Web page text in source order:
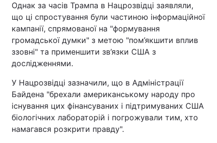
Однак за часів Трампа в Нацрозвідці заявляли,
що ці спростування були частиною інформаційної
кампанії, спрямованої на "формування
громадської думки" з метою "пом’якшити вплив
ззовні" та применшити зв’язки США з
дослідженнями.
У Нацрозвідці зазначили, що в Адміністрації
Байдена "брехали американському народу про
існування цих фінансуваних і підтримуваних США
біологічних лабораторій і погрожували тим, хто
намагався розкрити правду".